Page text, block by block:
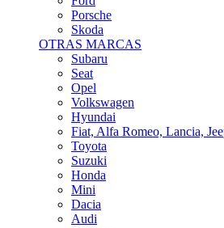
Skoda
OTRAS MARCAS
Subaru
Seat
Opel
Volkswagen
Hyundai
Fiat, Alfa Romeo, Lancia, Jeep
Toyota
Suzuki
Honda
Mini
Dacia
Audi
Otras Marcas